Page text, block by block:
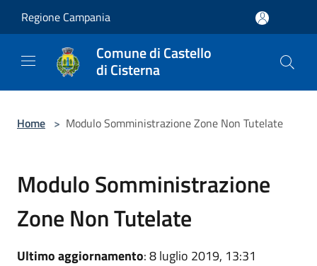
Regione Campania
Comune di Castello
di Cisterna
Home > Modulo Somministrazione Zone Non Tutelate
Modulo Somministrazione
Zone Non Tutelate
Ultimo aggiornamento: 8 luglio 2019, 13:31